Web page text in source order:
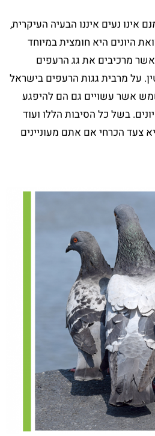
נעים איננו הבעיה העיקרית,
היונים היא חומצית במיוחד
אשר מרכיבים את גג הרעפים
על מרבית גגות הרעפים בישראל
אשר עשויים גם הם להיפגע
בשל כל הסיבות הללו ועוד
צעד הכרחי אם אתם מעוניינים